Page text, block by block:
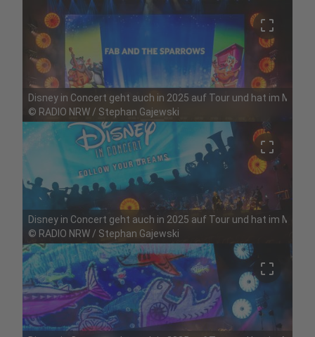
crop_free
Disney in Concert geht auch in 2025 auf Tour und hat im Mai
© RADIO NRW / Stephan Gajewski
crop_free
Disney in Concert geht auch in 2025 auf Tour und hat im Mai
© RADIO NRW / Stephan Gajewski
crop_free